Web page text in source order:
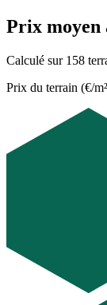
Prix moyen
Calculé sur 158
Prix du terrain (€/